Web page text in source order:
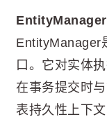
EntityManager
EntityManager
口。它对实体
在事务提交时
表持久性上下